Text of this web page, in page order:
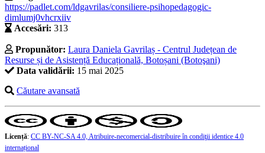
https://padlet.com/ldgavrilas/consiliere-psihopedagogic-
dimlumj0vhcrxiiv
Accesări: 313
Propunător: Laura Daniela Gavrilaș - Centrul Județean de
Resurse și de Asistență Educațională, Botoșani (Botoşani)
Data validării: 15 mai 2025
Căutare avansată
Licență: CC BY-NC-SA 4.0, Atribuire-necomercial-distribuire în condiţii identice 4.0
internațional